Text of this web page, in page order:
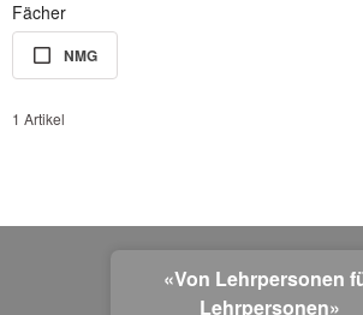
Fächer
NMG
1 Artikel
«Von Lehrpersonen
Lehrpersonen»